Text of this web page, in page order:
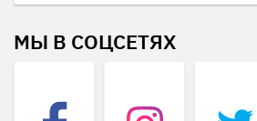
МЫ В СОЦСЕТЯХ